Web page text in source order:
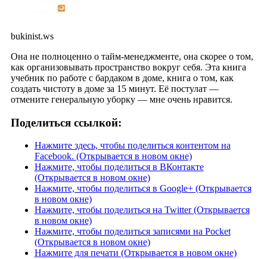
bukinist.ws
Она не полноценно о тайм-менеджменте, она скорее о том,
как организовывать пространство вокруг себя. Эта книга
учебник по работе с бардаком в доме, книга о том, как
создать чистоту в доме за 15 минут. Её постулат —
отмените генеральную уборку — мне очень нравится.
Поделиться ссылкой:
Нажмите здесь, чтобы поделиться контентом на
Facebook. (Открывается в новом окне)
Нажмите, чтобы поделиться в ВКонтакте
(Открывается в новом окне)
Нажмите, чтобы поделиться в Google+ (Открывается
в новом окне)
Нажмите, чтобы поделиться на Twitter (Открывается
в новом окне)
Нажмите, чтобы поделиться записями на Pocket
(Открывается в новом окне)
Нажмите для печати (Открывается в новом окне)